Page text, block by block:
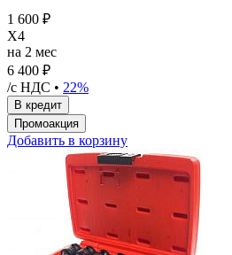
1 600 ₽
X4
на 2 мес
6 400 ₽
/с НДС • 22%
Добавить в корзину